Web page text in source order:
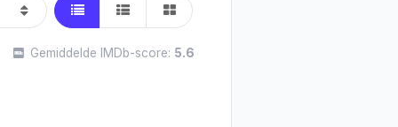
Gemiddelde IMDb-score: 5.6